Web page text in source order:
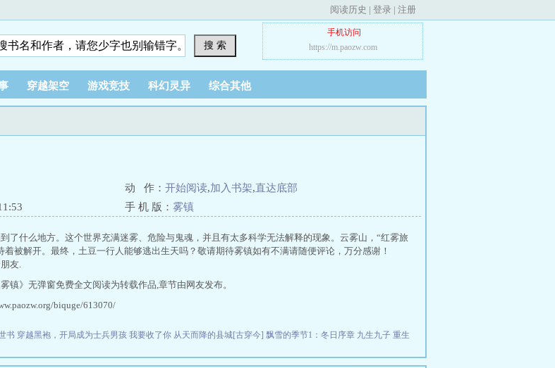
阅读历史 | 登录 | 注册
搜 索
手机访问
https://m.paozw.com
穿越架空 游戏竞技 科幻灵异 综合其他
动 作： 开始阅读,加入书架,直达底部
手 机 版： 雾镇
了什么地方。这个世界充满迷雾、危险与鬼魂，并且有太多科学无法解释的现象。云雾山，“红雾旅
被解开。最终，土豆一行人能够逃出生天吗？敬请期待雾镇如有不满请随便评论，万分感谢！
友.
镇》无弹窗免费全文阅读为转载作品,章节由网友发布。
biquge/613070/
书 穿越黑袍，开局成为士兵男孩 我要收了你 从天而降的县城[古穿今] 飘雪的季节1：冬日序章 九生九子 重生